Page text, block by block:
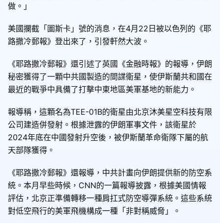
做。」
美國攔截「圖斯卡」號的消息，在4月22日被以色列的《耶
路撒冷郵報》登出來了，引發軒然大波。
《耶路撒冷郵報》還引述了英國《金融時報》的報導，伊朗
秘密獲得了一顆中共國製造的間諜衛星，使伊斯蘭共和國在
最近的戰爭中具備了打擊中東地區美軍基地的新能力。
報導稱，這顆名為TEE-01B的衛星由北京沐美星空科技有限
公司建造併發射。根據泄露的伊朗軍事文件，該衛星於
2024年底在中國發射升空後，被伊斯蘭革命衛隊下屬的航
天部隊獲得。
《耶路撒冷郵報》還報導，中共計畫向伊朗提供新的防空系
統。本月早些時候，CNN的一篇報導披露，根據美國情報
評估，北京正準備轉移一種肩扛式防空導彈系統。這些系統
對低空飛行的美軍飛機構成一種「非對稱威脅」。